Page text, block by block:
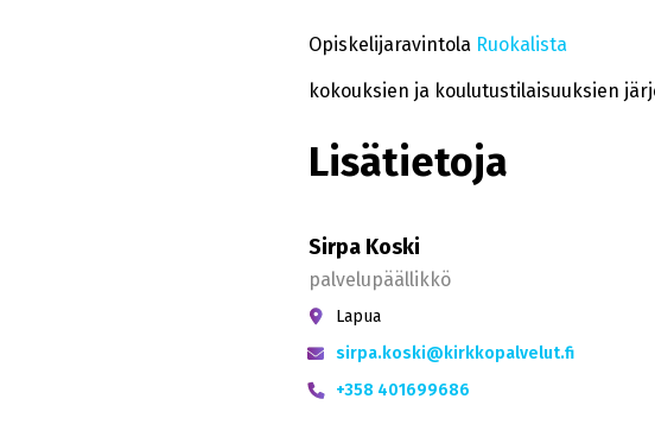
Opiskelijaravintola Ruokalista
kokouksien ja koulutustilaisuuksien
Lisätietoja
Sirpa Koski
palvelupäällikkö
Lapua
sirpa.koski@kirkkopalvelut.fi
+358 401699686